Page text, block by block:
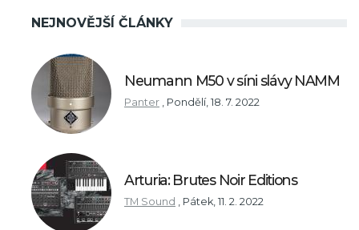
NEJNOVĚJŠÍ ČLÁNKY
Neumann M50 v síni slávy NAMM
Panter , Pondělí, 18. 7. 2022
Arturia: Brutes Noir Editions
TM Sound , Pátek, 11. 2. 2022